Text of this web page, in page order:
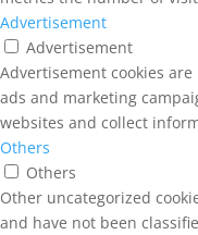
Advertisement
Advertisement
Advertisement cookies
ads and marketing
websites and collect
Others
Others
Other uncategorized
and have not been